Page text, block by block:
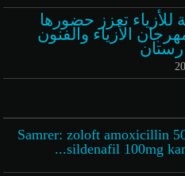
للأزياء تعزز حضورها
الأزياء والفنون
Samrer: zoloft amoxicillin
sildenafil 100mg